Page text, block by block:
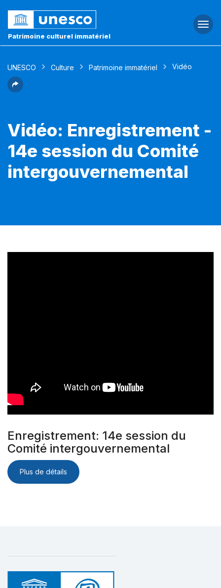
Patrimoine culturel immatériel
UNESCO Culture Patrimoine immatériel Vidéo
Vidéo: Enregistrement -
14e session du Comité
intergouvernemental
Enregistrement: 14e session du
Comité intergouvernemental
Plus de détails